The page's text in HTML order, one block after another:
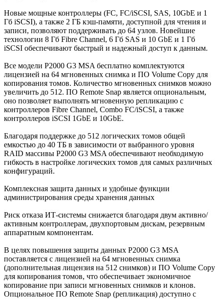
Новые мощные контроллеры (FC, FC/iSCSI, SAS, 10GbE и 1
Гб iSCSI), а также 2 ГБ кэш-памяти, доступной для чтения и
записи, позволяют поддерживать до 64 узлов. Новейшие
технологии 8 Гб Fibre Channel, 6 Гб SAS и 10 GbE и 1 Гб
iSCSI обеспечивают быстрый и надежный доступ к данным.
Все модели P2000 G3 MSA бесплатно комплектуются
лицензией на 64 мгновенных снимка и ПО Volume Copy для
копирования томов. Количество мгновенных снимков можно
увеличить до 512. ПО Remote Snap является опциональным,
оно позволяет выполнять мгновенную репликацию с
контроллеров Fibre Channel, Combo FC/iSCSI, а также
контроллеров iSCSI 1GbE и 10GbE.
Благодаря поддержке до 512 логических томов общей
емкостью до 40 ТБ в зависимости от выбранного уровня
RAID массивы P2000 G3 MSA обеспечивают необходимую
гибкость в настройке логических томов для самых различных
конфигураций.
Комплексная защита данных и удобные функции
администрирования среды хранения данных
Риск отказа ИТ-системы снижается благодаря двум активно/
активным контроллерам, двухпортовым дискам, резервным
аппаратным компонентам.
В целях повышения защиты данных P2000 G3 MSA
поставляется с лицензией на 64 мгновенных снимка
(дополнительная лицензия на 512 снимков) и ПО Volume Copy
для копирования томов, что обеспечивает экономичное
копирование при записи мгновенных снимков и клонов.
Опциональное ПО Remote Snap (репликация) доступно с